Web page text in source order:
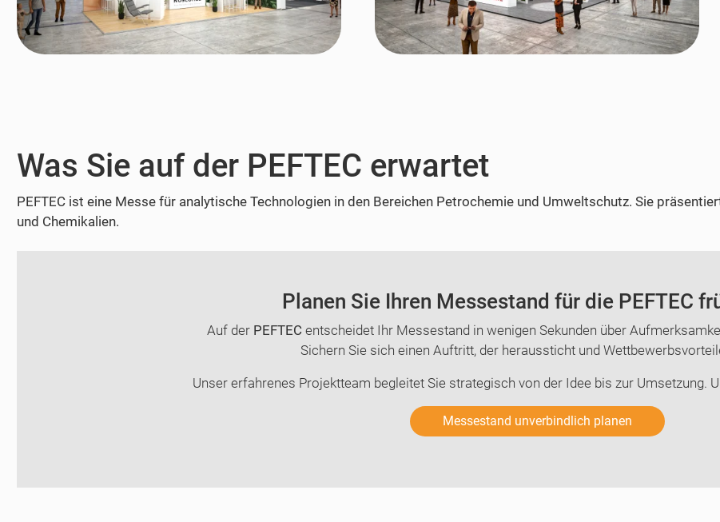
Was Sie auf der PEFTEC erwartet
PEFTEC ist eine Messe für analytische Technologien in den Bereichen Petrochemie und Umweltschutz. Sie
und Chemikalien.
Planen Sie Ihren Messestand für die PEFTEC
Auf der PEFTECentscheidet Ihr Messestand in wenigen Sekunden über
Sichern Sie sich einen Auftritt, der heraussticht und
Unser erfahrenes Projektteam begleitet Sie strategisch von der Idee bis zur Umsetzung.
Messestand unverbindlich planen